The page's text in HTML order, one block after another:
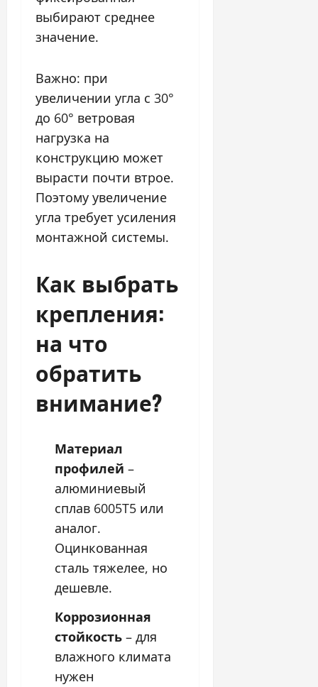
выбирают среднее
значение.
Важно: при
увеличении угла с 30°
до 60° ветровая
нагрузка на
конструкцию может
вырасти почти втрое.
Поэтому увеличение
угла требует усиления
монтажной системы.
Как выбрать
крепления:
на что
обратить
внимание?
Материал
профилей –
алюминиевый
сплав 6005T5 или
аналог.
Оцинкованная
сталь тяжелее, но
дешевле.
Коррозионная
стойкость – для
влажного климата
нужен